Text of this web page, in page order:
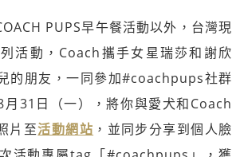
PUPS早午餐活動以外，台灣現
活動，Coach攜手女星瑞莎和謝欣
的朋友，一同參加#coachpups社群
月31日（一），將你與愛犬和Coach
片至活動網站 ，並同步分享到個人臉